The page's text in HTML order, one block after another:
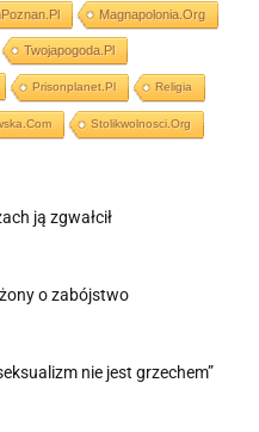
Magnapolonia.org
Twojapogoda.pl
Prisonplanet.pl Religia
Stolikwolnosci.org
ją zgwałcił
o zabójstwo
nie jest grzechem”